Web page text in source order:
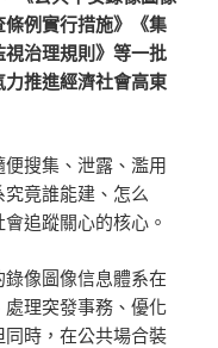
例實行措施》《集
治理規則》等一批
推進經濟社會高東
搜集、泄露、濫用
竟誰能建、怎么
追蹤關心的核心。
像圖像信息體系在
理突發事務、優化
時，在公共場合裝